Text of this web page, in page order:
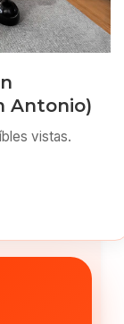
Antonio)
vistas.